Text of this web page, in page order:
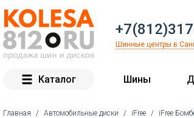
Шинные центры в
Каталог Шины
Главная / Автомобильные диски / iFree / iFree